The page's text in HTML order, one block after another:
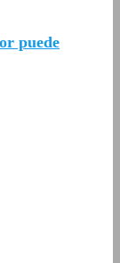
puede